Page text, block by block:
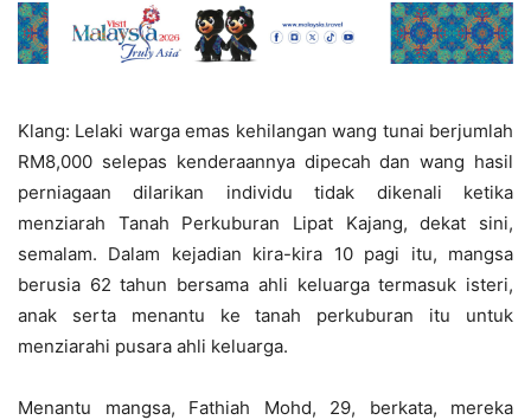
Klang: Lelaki warga emas kehilangan wang tunai berjumlah
RM8,000 selepas kenderaannya dipecah dan wang hasil
perniagaan dilarikan individu tidak dikenali ketika
menziarah Tanah Perkuburan Lipat Kajang, dekat sini,
semalam. Dalam kejadian kira-kira 10 pagi itu, mangsa
berusia 62 tahun bersama ahli keluarga termasuk isteri,
anak serta menantu ke tanah perkuburan itu untuk
menziarahi pusara ahli keluarga.
Menantu mangsa, Fathiah Mohd, 29, berkata, mereka